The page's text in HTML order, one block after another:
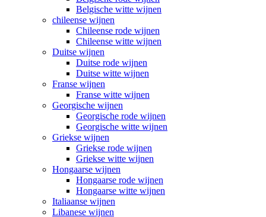
Belgische witte wijnen
chileense wijnen
Chileense rode wijnen
Chileense witte wijnen
Duitse wijnen
Duitse rode wijnen
Duitse witte wijnen
Franse wijnen
Franse witte wijnen
Georgische wijnen
Georgische rode wijnen
Georgische witte wijnen
Griekse wijnen
Griekse rode wijnen
Griekse witte wijnen
Hongaarse wijnen
Hongaarse rode wijnen
Hongaarse witte wijnen
Italiaanse wijnen
Libanese wijnen